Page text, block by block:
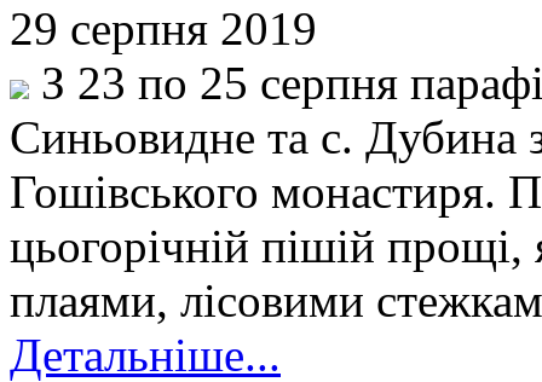
29 серпня 2019
З 23 по 25 серпня
Синьовидне та с. Дубина
Гошівського монастиря.
цьогорічній пішій
плаями, лісовими
Детальніше...